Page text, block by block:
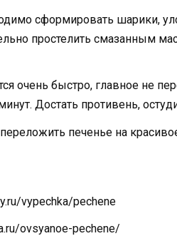
сформировать шарики,
простелить смазанным
очень быстро, главное не
Достать противень,
печенье на
vypechka/pechene
ovsyanoe-pechene/